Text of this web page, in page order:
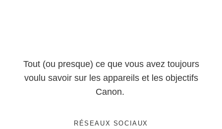
Tout (ou presque) ce que vous avez toujours
voulu savoir sur les appareils et les objectifs
Canon.
RÉSEAUX SOCIAUX